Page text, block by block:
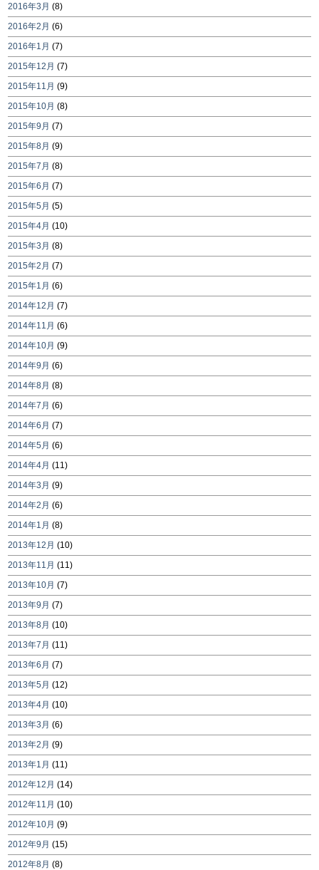
2016年3月 (8)
2016年2月 (6)
2016年1月 (7)
2015年12月 (7)
2015年11月 (9)
2015年10月 (8)
2015年9月 (7)
2015年8月 (9)
2015年7月 (8)
2015年6月 (7)
2015年5月 (5)
2015年4月 (10)
2015年3月 (8)
2015年2月 (7)
2015年1月 (6)
2014年12月 (7)
2014年11月 (6)
2014年10月 (9)
2014年9月 (6)
2014年8月 (8)
2014年7月 (6)
2014年6月 (7)
2014年5月 (6)
2014年4月 (11)
2014年3月 (9)
2014年2月 (6)
2014年1月 (8)
2013年12月 (10)
2013年11月 (11)
2013年10月 (7)
2013年9月 (7)
2013年8月 (10)
2013年7月 (11)
2013年6月 (7)
2013年5月 (12)
2013年4月 (10)
2013年3月 (6)
2013年2月 (9)
2013年1月 (11)
2012年12月 (14)
2012年11月 (10)
2012年10月 (9)
2012年9月 (15)
2012年8月 (8)